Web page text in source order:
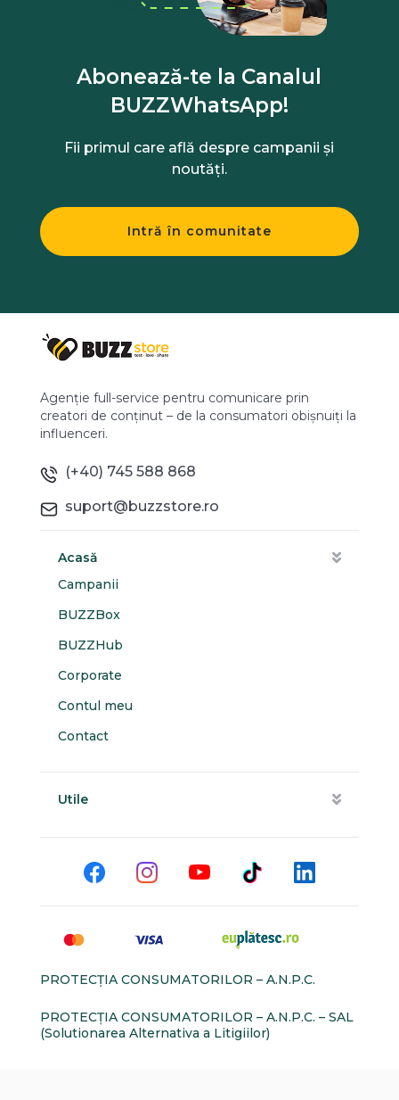
Abonează-te la Canalul
BUZZWhatsApp!
Fii primul care află despre campanii și
noutăți.
Intră în comunitate
Agenție full-service pentru comunicare prin
creatori de conținut – de la consumatori obișnuiți la
influenceri.
(+40) 745 588 868
suport@buzzstore.ro
Acasă
Campanii
BUZZBox
BUZZHub
Corporate
Contul meu
Contact
Utile
PROTECŢIA CONSUMATORILOR – A.N.P.C.
PROTECŢIA CONSUMATORILOR – A.N.P.C. – SAL
(Solutionarea Alternativa a Litigiilor)